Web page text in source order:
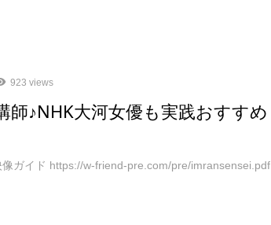
923 views
師♪NHK大河女優も実践おすすめ
ガイド https://w-friend-pre.com/pre/imransensei.pdf